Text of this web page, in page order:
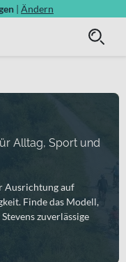
| Ändern
Alltag, Sport und
Ausrichtung auf
Finde das Modell,
zuverlässige